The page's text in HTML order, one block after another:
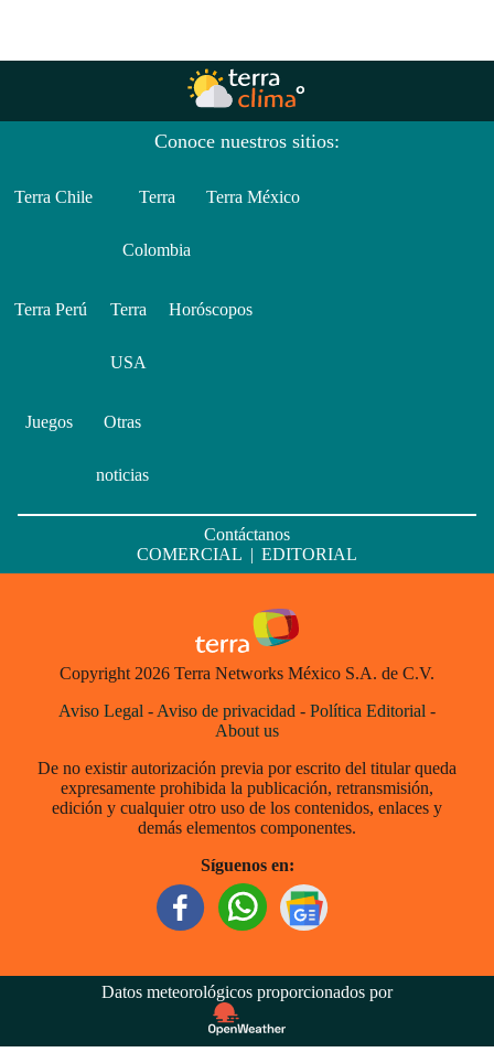
Conoce nuestros sitios:
Terra Chile Terra
Colombia
Terra México
Terra Perú Terra
USA
Horóscopos
Juegos Otras
noticias
Contáctanos
COMERCIAL | EDITORIAL
Copyright 2026 Terra Networks México S.A. de C.V.
Aviso Legal - Aviso de privacidad - Política Editorial -
About us
De no existir autorización previa por escrito del titular queda
expresamente prohibida la publicación, retransmisión,
edición y cualquier otro uso de los contenidos, enlaces y
demás elementos componentes.
Síguenos en:
Datos meteorológicos proporcionados por